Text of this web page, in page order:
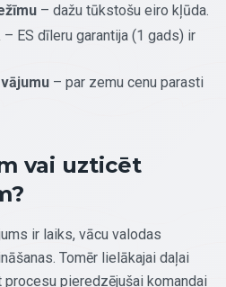
– dažu tūkstošu eiro kļūda.
– ES dīleru garantija (1 gads) ir
– par zemu cenu parasti
vai uzticēt
ir laiks, vācu valodas
Tomēr lielākajai daļai
pieredzējušai komandai